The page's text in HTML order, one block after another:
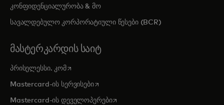
კონფიდენციალურობა & მო
სავალდებულო კორპორატიული წესები (BCR)
ᲛᲐᲡᲢᲔᲠᲙᲐᲠᲓᲘᲡ ᲡᲐᲘᲢ
პრისელესსი. კომopens in a new tab
Mastercard-ის სერვისებიopens in a new tab
Mastercard-ის დეველოპერებიopens in a new tab